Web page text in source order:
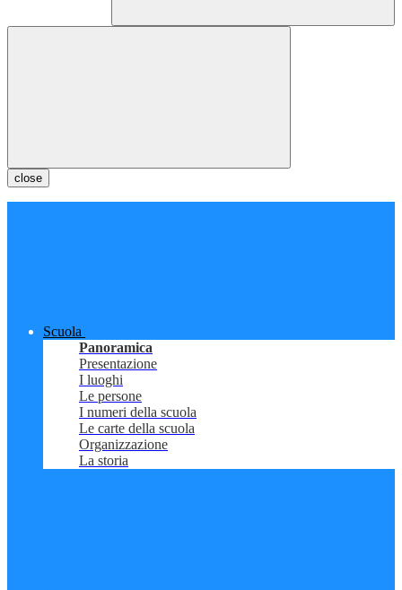
close
Scuola
Panoramica
Presentazione
I luoghi
Le persone
I numeri della scuola
Le carte della scuola
Organizzazione
La storia